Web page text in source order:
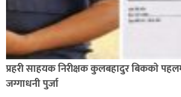
प्रहरी साहयक निरीक्षक कुलबहादुर बिककाे
जग्गाधनी पुर्जा